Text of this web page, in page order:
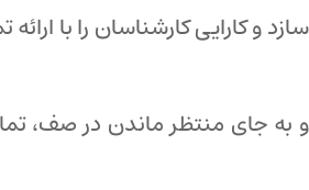
و کارایی کارشناسان را با
به جای منتظر ماندن در صف،